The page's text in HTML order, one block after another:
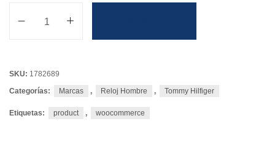
SKU: 1782689
Categorías:
Marcas , Reloj Hombre , Tommy Hilfiger
Etiquetas: product , woocommerce